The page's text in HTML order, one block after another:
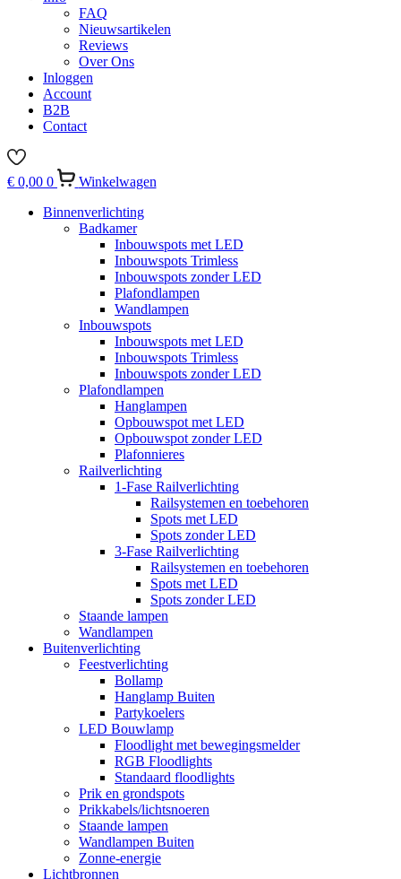
FAQ
Nieuwsartikelen
Reviews
Over Ons
Inloggen
Account
B2B
Contact
€ 0,00 0
Winkelwagen
Binnenverlichting
Badkamer
Inbouwspots met LED
Inbouwspots Trimless
Inbouwspots zonder LED
Plafondlampen
Wandlampen
Inbouwspots
Inbouwspots met LED
Inbouwspots Trimless
Inbouwspots zonder LED
Plafondlampen
Hanglampen
Opbouwspot met LED
Opbouwspot zonder LED
Plafonnieres
Railverlichting
1-Fase Railverlichting
Railsystemen en toebehoren
Spots met LED
Spots zonder LED
3-Fase Railverlichting
Railsystemen en toebehoren
Spots met LED
Spots zonder LED
Staande lampen
Wandlampen
Buitenverlichting
Feestverlichting
Bollamp
Hanglamp Buiten
Partykoelers
LED Bouwlamp
Floodlight met bewegingsmelder
RGB Floodlights
Standaard floodlights
Prik en grondspots
Prikkabels/lichtsnoeren
Staande lampen
Wandlampen Buiten
Zonne-energie
Lichtbronnen